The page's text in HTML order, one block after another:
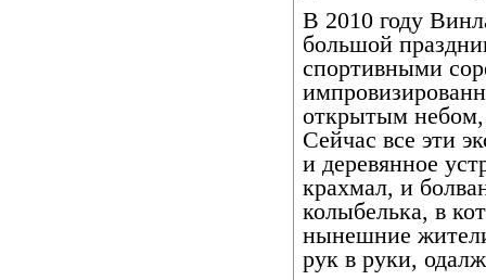
В 2010 году
большой
спортивными
открытым небом,
Сейчас все эти
и деревянное
крахмал, и
колыбелька, в
нынешние
рук в руки,